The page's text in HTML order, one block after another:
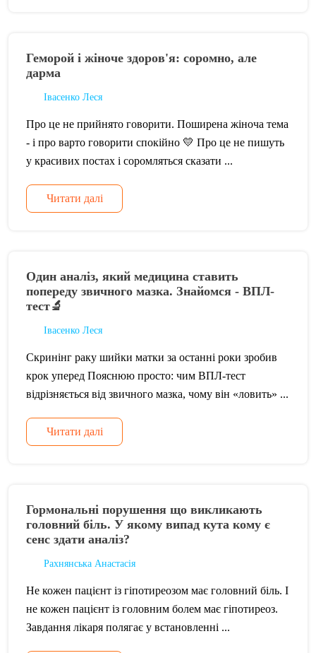
Геморой і жіноче здоров'я: соромно, але
дарма
Івасенко Леся
Про це не прийнято говорити. Поширена жіноча тема
- і про варто говорити спокійно 💛 Про це не пишуть
у красивих постах і соромляться сказати ...
Читати далі
Один аналіз, який медицина ставить
попереду звичного мазка. Знайомся - ВПЛ-
тест🔬
Івасенко Леся
Скринінг раку шийки матки за останні роки зробив
крок уперед Пояснюю просто: чим ВПЛ-тест
відрізняється від звичного мазка, чому він «ловить» ...
Читати далі
Гормональні порушення що викликають
головний біль. У якому випад кута кому є
сенс здати аналіз?
Рахнянська Анастасія
Не кожен пацієнт із гіпотиреозом має головний біль. І
не кожен пацієнт із головним болем має гіпотиреоз.
Завдання лікаря полягає у встановленні ...